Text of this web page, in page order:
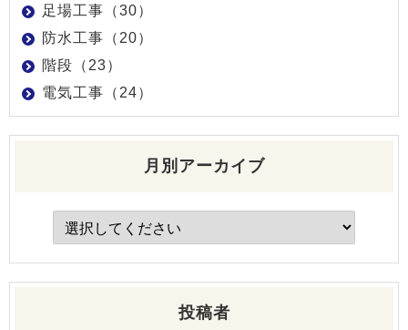
足場工事（30）
防水工事（20）
階段（23）
電気工事（24）
月別アーカイブ
投稿者